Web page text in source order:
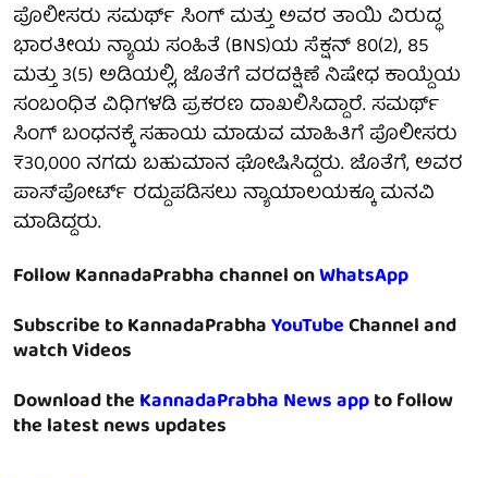
ಪೊಲೀಸರು ಸಮರ್ಥ್ ಸಿಂಗ್ ಮತ್ತು ಅವರ ತಾಯಿ ವಿರುದ್ಧ
ಭಾರತೀಯ ನ್ಯಾಯ ಸಂಹಿತೆ (BNS)ಯ ಸೆಕ್ಷನ್ 80(2), 85
ಮತ್ತು 3(5) ಅಡಿಯಲ್ಲಿ, ಜೊತೆಗೆ ವರದಕ್ಷಿಣೆ ನಿಷೇಧ ಕಾಯ್ದೆಯ
ಸಂಬಂಧಿತ ವಿಧಿಗಳಡಿ ಪ್ರಕರಣ ದಾಖಲಿಸಿದ್ದಾರೆ. ಸಮರ್ಥ್
ಸಿಂಗ್ ಬಂಧನಕ್ಕೆ ಸಹಾಯ ಮಾಡುವ ಮಾಹಿತಿಗೆ ಪೊಲೀಸರು
₹30,000 ನಗದು ಬಹುಮಾನ ಘೋಷಿಸಿದ್ದರು. ಜೊತೆಗೆ, ಅವರ
ಪಾಸ್‌ಪೋರ್ಟ್ ರದ್ದುಪಡಿಸಲು ನ್ಯಾಯಾಲಯಕ್ಕೂ ಮನವಿ
ಮಾಡಿದ್ದರು.
Follow KannadaPrabha channel onWhatsApp
Subscribe to KannadaPrabhaYouTubeChannel and
watch Videos
Download theKannadaPrabha News appto follow
the latest news updates